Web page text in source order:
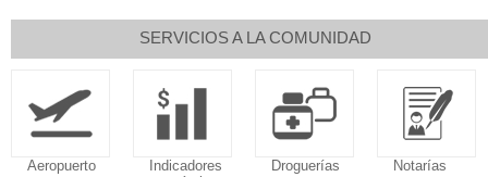
SERVICIOS A LA COMUNIDAD
Aeropuerto
Indicadores
Droguerías Notarías